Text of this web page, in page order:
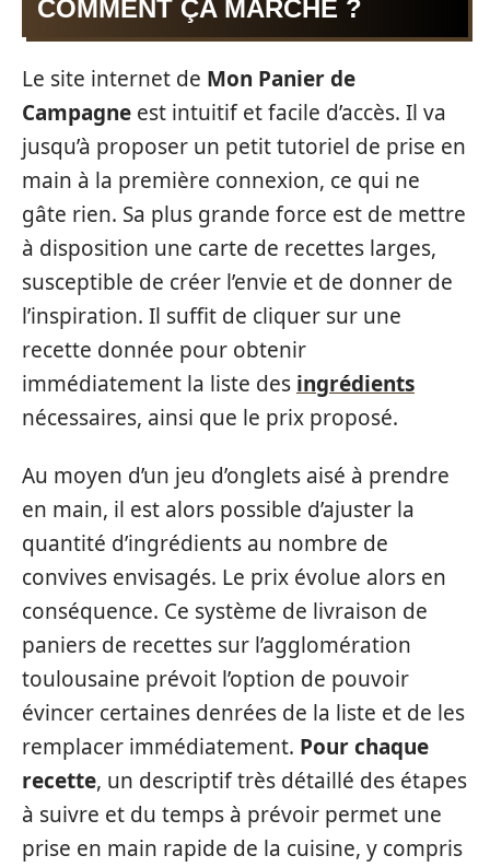
COMMENT ÇA MARCHE ?
Le site internet de Mon Panier de
Campagne est intuitif et facile d’accès. Il va
jusqu’à proposer un petit tutoriel de prise en
main à la première connexion, ce qui ne
gâte rien. Sa plus grande force est de mettre
à disposition une carte de recettes larges,
susceptible de créer l’envie et de donner de
l’inspiration. Il suffit de cliquer sur une
recette donnée pour obtenir
immédiatement la liste des ingrédients
nécessaires, ainsi que le prix proposé.
Au moyen d’un jeu d’onglets aisé à prendre
en main, il est alors possible d’ajuster la
quantité d’ingrédients au nombre de
convives envisagés. Le prix évolue alors en
conséquence. Ce système de livraison de
paniers de recettes sur l’agglomération
toulousaine prévoit l’option de pouvoir
évincer certaines denrées de la liste et de les
remplacer immédiatement. Pour chaque
recette, un descriptif très détaillé des étapes
à suivre et du temps à prévoir permet une
prise en main rapide de la cuisine, y compris